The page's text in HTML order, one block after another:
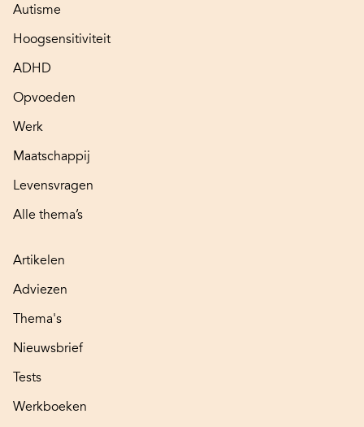
Autisme
Hoogsensitiviteit
ADHD
Opvoeden
Werk
Maatschappij
Levensvragen
Alle thema’s
Artikelen
Adviezen
Thema's
Nieuwsbrief
Tests
Werkboeken